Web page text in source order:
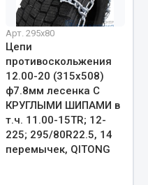
клавишные
Арт. 295х80
Цепи
противоскольжения
12.00-20 (315х508)
ф7.8мм лесенка С
КРУГЛЫМИ ШИПАМИ в
т.ч. 11.00-15TR; 12-
225; 295/80R22.5, 14
перемычек, QITONG